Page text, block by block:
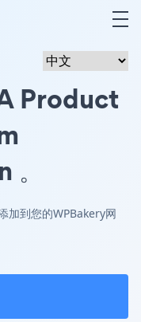
Product
到您的WPBakery网